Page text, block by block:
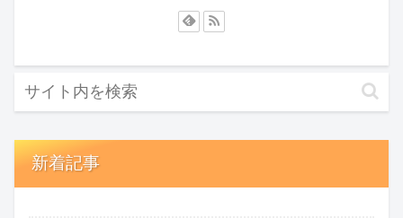
新着記事